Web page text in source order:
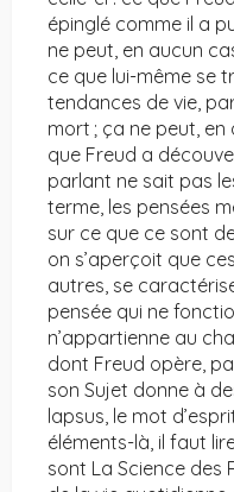
épinglé comme il a
ne peut, en aucun
ce que lui-même se
tendances de vie,
mort ; ça ne peut,
que Freud a
parlant ne sait pas
terme, les pensées
sur ce que ce sont
on s’aperçoit que
autres, se
pensée qui ne
n’appartienne au
dont Freud opère,
son Sujet donne à
lapsus, le mot
éléments-là, il faut
sont La Science des